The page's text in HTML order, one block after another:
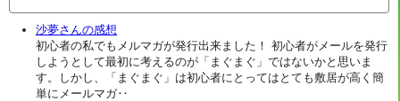
沙夢さんの感想
初心者の私でもメルマガが発行出来ました！ 初心者がメールを発行
しようとして最初に考えるのが「まぐまぐ」ではないかと思いま
す。しかし、「まぐまぐ」は初心者にとってはとても敷居が高く簡
単にメールマガ‥